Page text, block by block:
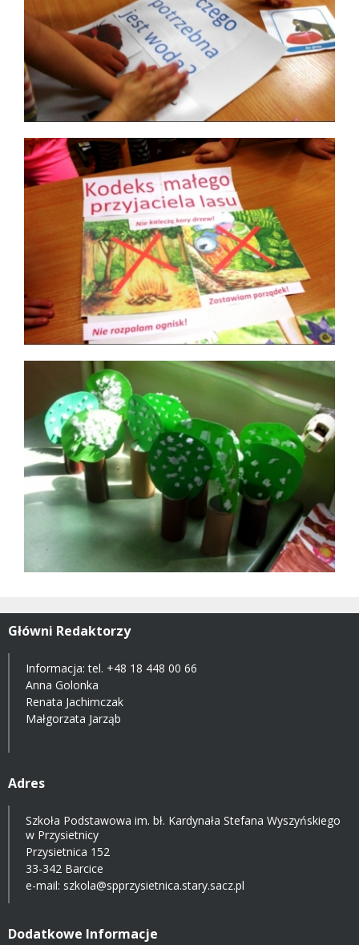
Główni Redaktorzy
Informacja: tel. +48 18 448 00 66
Anna Golonka
Renata Jachimczak
Małgorzata Jarząb
Adres
Szkoła Podstawowa im. bł. Kardynała Stefana Wyszyńskiego
w Przysietnicy
Przysietnica 152
33-342 Barcice
e-mail: szkola@spprzysietnica.stary.sacz.pl
Dodatkowe Informacje